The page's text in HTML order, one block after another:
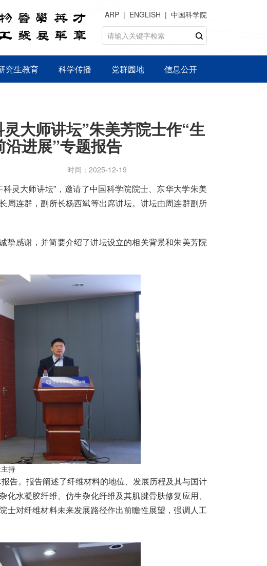
ARP ENGLISH 中国科学院
究生教育 科学传播 党群园地 信息公开
大师讲坛”朱美芳院士作“生
进展”专题报告
时间：2025-12-19
灵大师讲坛”，邀请了中国科学院院士、东华大学朱美
周连群，副所长杨西斌等出席讲坛。讲坛由周连群副所
挚感谢，并简要介绍了讲坛设立的相关背景和朱美芳院
持
告。报告阐述了纤维材料的地位、发展历程及其与国计
水凝胶纤维、仿生杂化纤维及其肌腱骨肤修复应用、
士对纤维材料未来发展路径作出前瞻性展望，强调人工